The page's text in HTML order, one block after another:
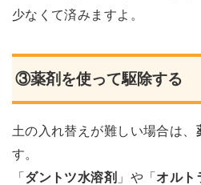
少なくて済みますよ。
③薬剤を使って駆除する
土の入れ替えが難しい場合は、
す。
「ダントツ水溶剤 」や「オルト